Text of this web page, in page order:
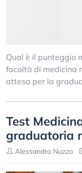
Qual è il punteggio
facoltà di medicina
attesa per la
Test
graduatoria
Alessandro Nuzzo